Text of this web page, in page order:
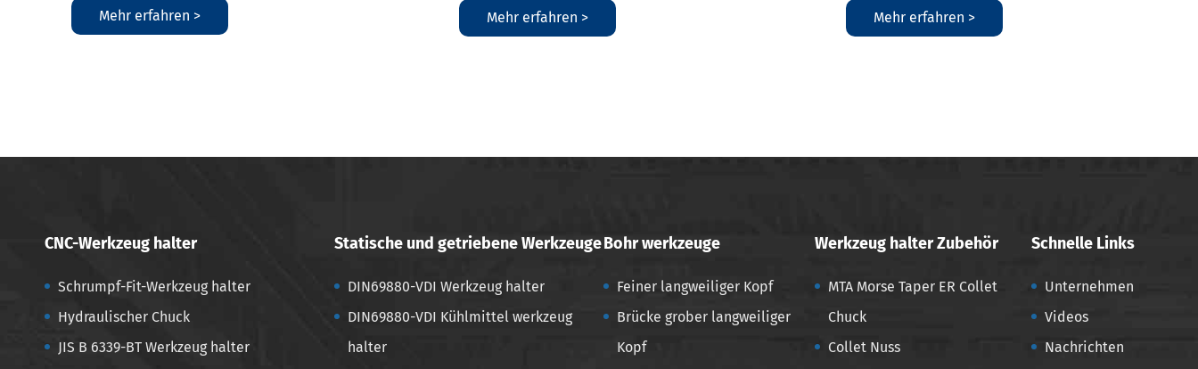
Mehr erfahren > Mehr erfahren > Mehr erfahren >
CNC-Werkzeug halter
Schrumpf-Fit-Werkzeug halter
Hydraulischer Chuck
JIS B 6339-BT Werkzeug halter
Statische und getriebene Werkzeuge
DIN69880-VDI Werkzeug halter
DIN69880-VDI Kühlmittel werkzeug
halter
Bohr werkzeuge
Feiner langweiliger Kopf
Brücke grober langweiliger
Kopf
Werkzeug halter Zubehör
MTA Morse Taper ER Collet
Chuck
Collet Nuss
Schnelle Links
Unternehmen
Videos
Nachrichten